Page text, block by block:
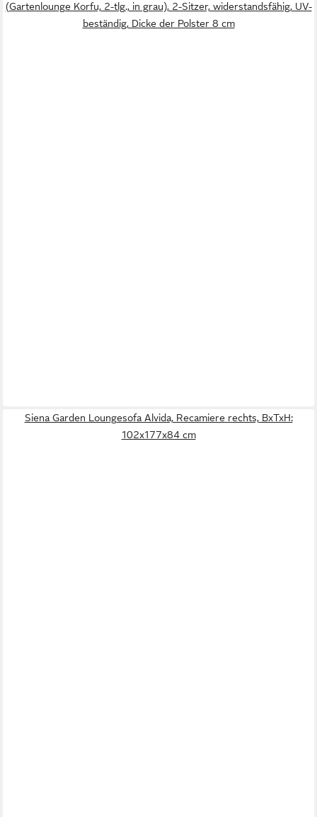
(Gartenlounge Korfu, 2-tlg., in grau), 2-Sitzer, widerstandsfähig, UV-
beständig, Dicke der Polster 8 cm
Siena Garden Loungesofa Alvida, Recamiere rechts, BxTxH:
102x177x84 cm